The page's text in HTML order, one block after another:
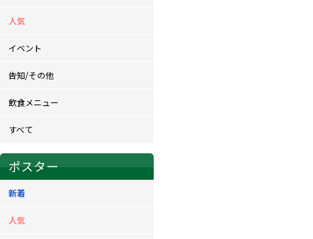
人気
イベント
告知/その他
飲食メニュー
すべて
ポスター
新着
人気